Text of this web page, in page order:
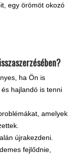
egy örömöt okozó
ha Ön is
hajlandó is tenni
amelyek
újrakezdeni.
fejlődnie,